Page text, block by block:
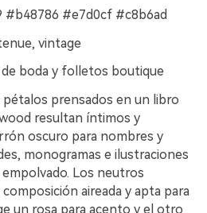
#b48786 #e7d0cf #c8b6ad
vintage
boda y folletos boutique
prensados en un libro
resultan íntimos y
oscuro para nombres y
monogramas e ilustraciones
Los neutros
aireada y apta para
un rosa para acento y el otro